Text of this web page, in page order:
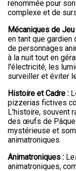
renommée pour
complexe et de
Mécaniques de Jeu
en tant que gardien
de personnages
à la nuit tout en
l'électricité, les
surveiller et éviter
Histoire et Cadre :
pizzerias fictives
L'histoire, souvent
des œufs de
mystérieuse et
animatroniques.
Animatroniques :
animatroniques,